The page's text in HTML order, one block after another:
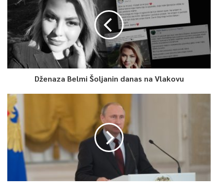
Dženaza Belmi Šoljanin danas na Vlakovu